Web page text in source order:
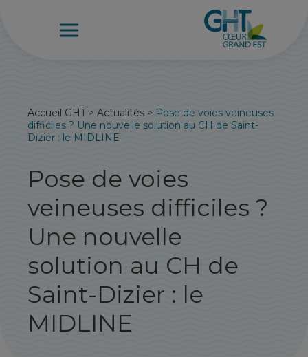
Accueil GHT>Actualités > Pose de voies veineuses
difficiles ? Une nouvelle solution au CH de Saint-
Dizier : le MIDLINE
Pose de voies
veineuses difficiles ?
Une nouvelle
solution au CH de
Saint-Dizier : le
MIDLINE